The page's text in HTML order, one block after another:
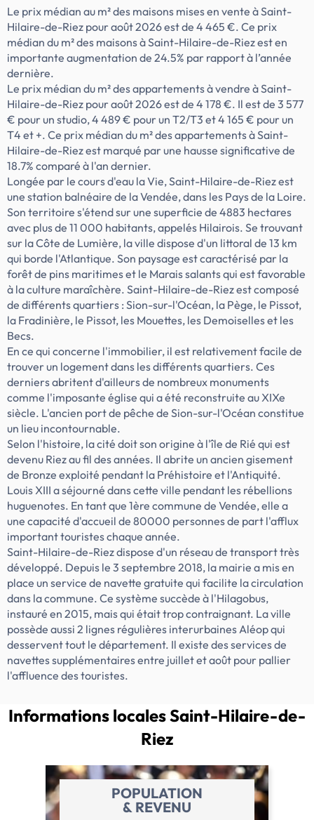
l'air marin et d'une vue dégagée sur
l'environnement végétal. St Hilaire-de-
Riez c'est aussi une ville en bord de mer
avec ses 13 km de plages de sable fin, d'un
marais salants, et de sa proximité directe
avec le dynamisme de St Gilles Croix de
Vie. Le Domaine des Aubrais offre une rare
opportunité de vivre dans un cadre
bucolique entre océan et nature. Que vous
cherchiez […] Voir le programme
immobilier neuf >>
Le prix médian au m² des maisons mises en vente à Saint-
Hilaire-de-Riez pour août 2026 est de 4 465 €. Ce prix
médian du m² des maisons à Saint-Hilaire-de-Riez est en
importante augmentation de 24.5% par rapport à l’année
dernière.
Le prix médian du m² des appartements à vendre à Saint-
Hilaire-de-Riez pour août 2026 est de 4 178 €. Il est de 3 577
€ pour un studio, 4 489 € pour un T2/T3 et 4 165 € pour un
T4 et +. Ce prix médian du m² des appartements à Saint-
Hilaire-de-Riez est marqué par une hausse significative de
18.7% comparé à l'an dernier.
Longée par le cours d'eau la Vie, Saint-Hilaire-de-Riez est
une station balnéaire de la Vendée, dans les Pays de la Loire.
Son territoire s'étend sur une superficie de 4883 hectares
avec plus de 11 000 habitants, appelés Hilairois. Se trouvant
sur la Côte de Lumière, la ville dispose d'un littoral de 13 km
qui borde l'Atlantique. Son paysage est caractérisé par la
forêt de pins maritimes et le Marais salants qui est favorable
à la culture maraîchère. Saint-Hilaire-de-Riez est composé
de différents quartiers : Sion-sur-l'Océan, la Pège, le Pissot,
la Fradinière, le Pissot, les Mouettes, les Demoiselles et les
Becs.
En ce qui concerne l'immobilier, il est relativement facile de
trouver un logement dans les différents quartiers. Ces
derniers abritent d'ailleurs de nombreux monuments
comme l'imposante église qui a été reconstruite au XIXe
siècle. L'ancien port de pêche de Sion-sur-l'Océan constitue
un lieu incontournable.
Selon l'histoire, la cité doit son origine à l'île de Rié qui est
devenu Riez au fil des années. Il abrite un ancien gisement
de Bronze exploité pendant la Préhistoire et l'Antiquité.
Louis XIII a séjourné dans cette ville pendant les rébellions
huguenotes. En tant que 1ère commune de Vendée, elle a
une capacité d'accueil de 80000 personnes de part l'afflux
important touristes chaque année.
Saint-Hilaire-de-Riez dispose d'un réseau de transport très
développé. Depuis le 3 septembre 2018, la mairie a mis en
place un service de navette gratuite qui facilite la circulation
dans la commune. Ce système succède à l'Hilagobus,
instauré en 2015, mais qui était trop contraignant. La ville
possède aussi 2 lignes régulières interurbaines Aléop qui
desservent tout le département. Il existe des services de
navettes supplémentaires entre juillet et août pour pallier
l'affluence des touristes.
Informations localesSaint-Hilaire-de-
Riez
POPULATION
& REVENU